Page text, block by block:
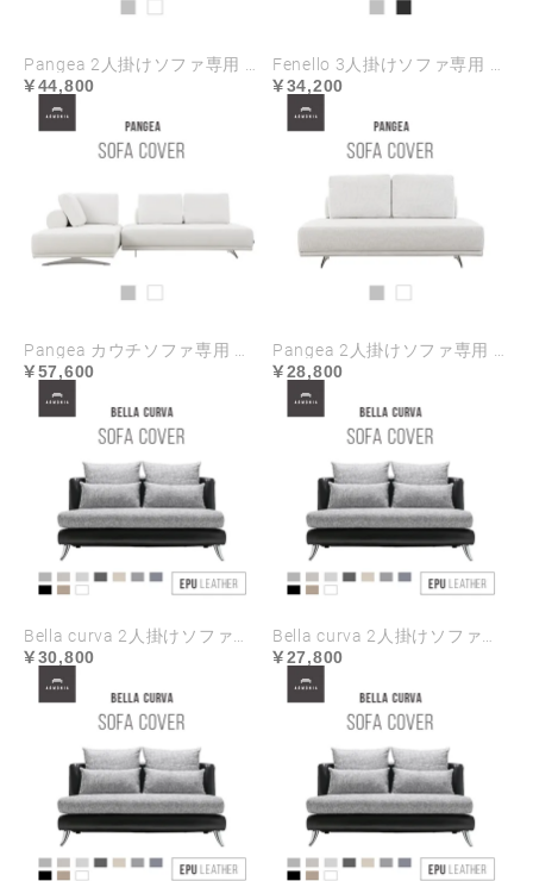
Pangea 2人掛けソファ専用 ソファカバー ハイランク生地
44,800
Fenello 3人掛けソファ専用 ソファカバー
34,200
Pangea カウチソファ専用 ソファカバー
57,600
Pangea 2人掛けソファ専用 ソファカバー
28,800
Bella curva 2人掛けソファ専用 ソファカバー EPUレザー ハイランク生地 ラージサイズ
30,800
Bella curva 2人掛けソファ専用 ソファカバー EPUレザー ハイランク生地 レギュラーサイズ
27,800